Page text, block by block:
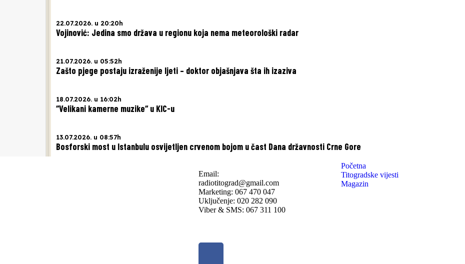
22.07.2026. u 20:20h
Vojinović: Jedina smo država u regionu koja nema meteorološki radar
21.07.2026. u 05:52h
Zašto pjege postaju izraženije ljeti – doktor objašnjava šta ih izaziva
18.07.2026. u 16:02h
“Velikani kamerne muzike“ u KIC-u
13.07.2026. u 08:57h
Bosforski most u Istanbulu osvijetljen crvenom bojom u čast Dana državnosti Crne Gore
Email:
radiotitograd@gmail.com
Marketing: 067 470 047
Uključenje: 020 282 090
Viber & SMS: 067 311 100
Početna
Titogradske vijesti
Magazin